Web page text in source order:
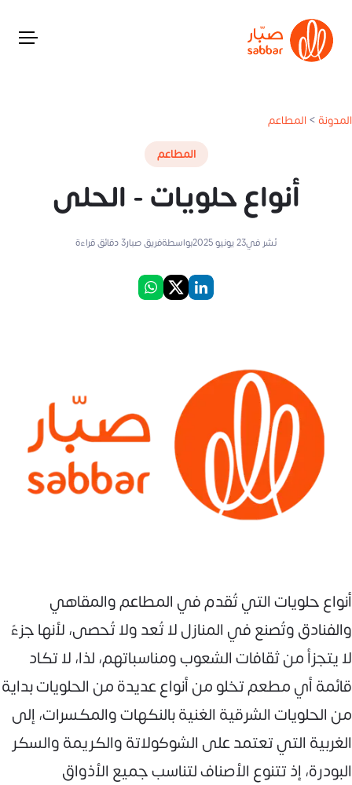
المدونة>المطاعم
المطاعم
أنواع حلويات - الحلى
نُشر في23 يونيو 2025 بواسطةفريق صبار3دقائق قراءة
أنواع حلويات التي تُقدم في المطاعم والمقاهي
والفنادق وتُصنع في المنازل لا تُعد ولا تُحصى، لأنها جزءً
لا يتجزأ من ثقافات الشعوب ومناسباتهم، لذا، لا تكاد
قائمة أي مطعم تخلو من أنواع عديدة من الحلويات بداية
من الحلويات الشرقية الغنية بالنكهات والمكسرات، إلى
الغربية التي تعتمد على الشوكولاتة والكريمة والسكر
البودرة، إذ تتنوع الأصناف لتناسب جميع الأذواق